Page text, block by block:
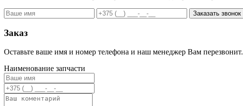
Заказать звонок
Заказ
Оставьте ваше имя и номер телефона и наш менеджер Вам перезвонит.
Наименование запчасти